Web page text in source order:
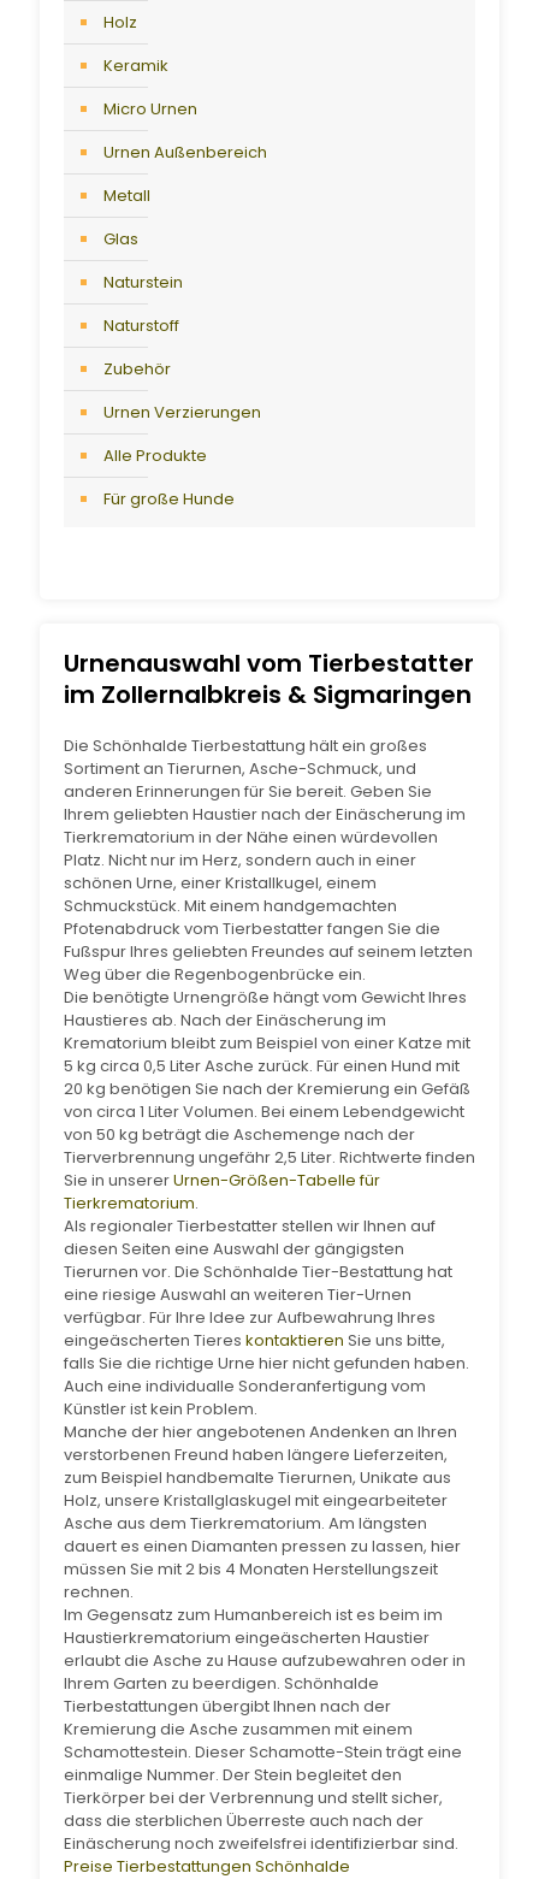
Holz
Keramik
Micro Urnen
Urnen Außenbereich
Metall
Glas
Naturstein
Naturstoff
Zubehör
Urnen Verzierungen
Alle Produkte
Für große Hunde
Urnenauswahl vom Tierbestatter
im Zollernalbkreis & Sigmaringen
Die Schönhalde Tierbestattung hält ein großes
Sortiment an Tierurnen, Asche-Schmuck, und
anderen Erinnerungen für Sie bereit. Geben Sie
Ihrem geliebten Haustier nach der Einäscherung im
Tierkrematorium in der Nähe einen würdevollen
Platz. Nicht nur im Herz, sondern auch in einer
schönen Urne, einer Kristallkugel, einem
Schmuckstück. Mit einem handgemachten
Pfotenabdruck vom Tierbestatter fangen Sie die
Fußspur Ihres geliebten Freundes auf seinem letzten
Weg über die Regenbogenbrücke ein.
Die benötigte Urnengröße hängt vom Gewicht Ihres
Haustieres ab. Nach der Einäscherung im
Krematorium bleibt zum Beispiel von einer Katze mit
5 kg circa 0,5 Liter Asche zurück. Für einen Hund mit
20 kg benötigen Sie nach der Kremierung ein Gefäß
von circa 1 Liter Volumen. Bei einem Lebendgewicht
von 50 kg beträgt die Aschemenge nach der
Tierverbrennung ungefähr 2,5 Liter. Richtwerte finden
Sie in unsererUrnen-Größen-Tabelle für
Tierkrematorium.
Als regionaler Tierbestatter stellen wir Ihnen auf
diesen Seiten eine Auswahl der gängigsten
Tierurnen vor. Die Schönhalde Tier-Bestattung hat
eine riesige Auswahl an weiteren Tier-Urnen
verfügbar. Für Ihre Idee zur Aufbewahrung Ihres
eingeäscherten Tieres kontaktieren Sie uns bitte,
falls Sie die richtige Urne hier nicht gefunden haben.
Auch eine individualle Sonderanfertigung vom
Künstler ist kein Problem.
Manche der hier angebotenen Andenken an Ihren
verstorbenen Freund haben längere Lieferzeiten,
zum Beispiel handbemalte Tierurnen, Unikate aus
Holz, unsere Kristallglaskugel mit eingearbeiteter
Asche aus dem Tierkrematorium. Am längsten
dauert es einen Diamanten pressen zu lassen, hier
müssen Sie mit 2 bis 4 Monaten Herstellungszeit
rechnen.
Im Gegensatz zum Humanbereich ist es beim im
Haustierkrematorium eingeäscherten Haustier
erlaubt die Asche zu Hause aufzubewahren oder in
Ihrem Garten zu beerdigen. Schönhalde
Tierbestattungen übergibt Ihnen nach der
Kremierung die Asche zusammen mit einem
Schamottestein. Dieser Schamotte-Stein trägt eine
einmalige Nummer. Der Stein begleitet den
Tierkörper bei der Verbrennung und stellt sicher,
dass die sterblichen Überreste auch nach der
Einäscherung noch zweifelsfrei identifizierbar sind.
Preise Tierbestattungen Schönhalde